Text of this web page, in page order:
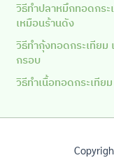
วิธีทำปลาหมึกทอดกร
เหมือนร้านดัง
วิธีทำกุ้งทอดกระเทียม
กรอบ
วิธีทำเนื้อทอดกระเทีย